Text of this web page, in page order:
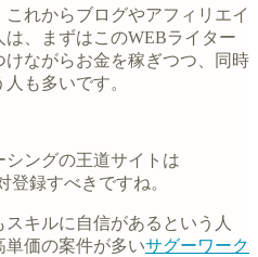
れからブログやアフィリエイ
は、まずはこのWEBライター
ながらお金を稼ぎつつ、同時
も多いです。
ングの王道サイトは
登録すべきですね。
キルに自信があるという人
単価の案件が多いサグーワーク